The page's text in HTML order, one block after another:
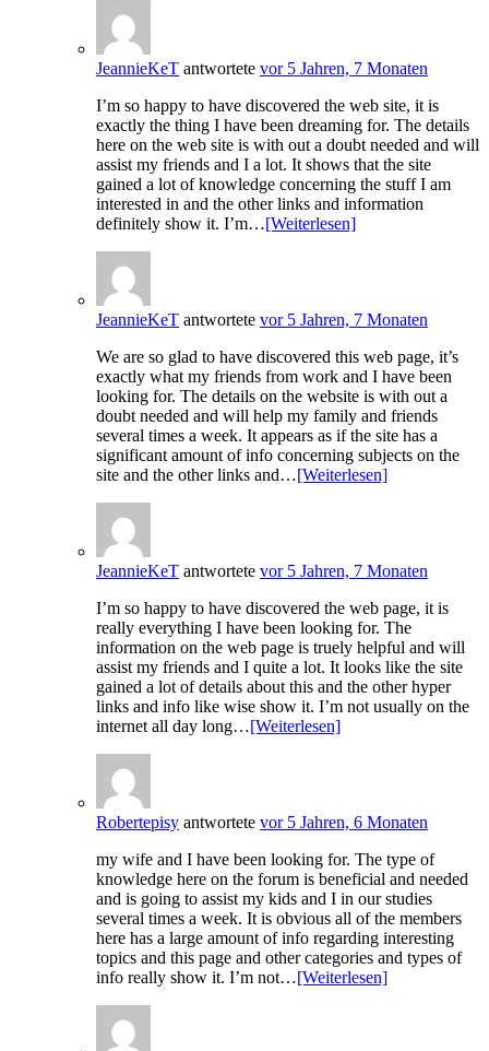
JeannieKeT antwortete vor 5 Jahren, 7 Monaten
I’m so happy to have discovered the web site, it is
exactly the thing I have been dreaming for. The details
here on the web site is with out a doubt needed and will
assist my friends and I a lot. It shows that the site
gained a lot of knowledge concerning the stuff I am
interested in and the other links and information
definitely show it. I’m…[Weiterlesen]
JeannieKeT antwortete vor 5 Jahren, 7 Monaten
We are so glad to have discovered this web page, it’s
exactly what my friends from work and I have been
looking for. The details on the website is with out a
doubt needed and will help my family and friends
several times a week. It appears as if the site has a
significant amount of info concerning subjects on the
site and the other links and…[Weiterlesen]
JeannieKeT antwortete vor 5 Jahren, 7 Monaten
I’m so happy to have discovered the web page, it is
really everything I have been looking for. The
information on the web page is truely helpful and will
assist my friends and I quite a lot. It looks like the site
gained a lot of details about this and the other hyper
links and info like wise show it. I’m not usually on the
internet all day long…[Weiterlesen]
Robertepisy antwortete vor 5 Jahren, 6 Monaten
my wife and I have been looking for. The type of
knowledge here on the forum is beneficial and needed
and is going to assist my kids and I in our studies
several times a week. It is obvious all of the members
here has a large amount of info regarding interesting
topics and this page and other categories and types of
info really show it. I’m not…[Weiterlesen]